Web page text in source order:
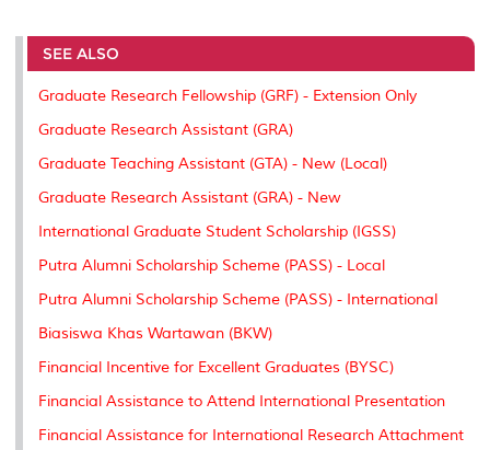
e
b
o
o
t
r
e
I
n
l
L
n
P
e
s
s
t
SEE ALSO
Graduate Research Fellowship (GRF) - Extension Only
Graduate Research Assistant (GRA)
Graduate Teaching Assistant (GTA) - New (Local)
Graduate Research Assistant (GRA) - New
International Graduate Student Scholarship (IGSS)
Putra Alumni Scholarship Scheme (PASS) - Local
Putra Alumni Scholarship Scheme (PASS) - International
Biasiswa Khas Wartawan (BKW)
Financial Incentive for Excellent Graduates (BYSC)
Financial Assistance to Attend International Presentation
Financial Assistance for International Research Attachment